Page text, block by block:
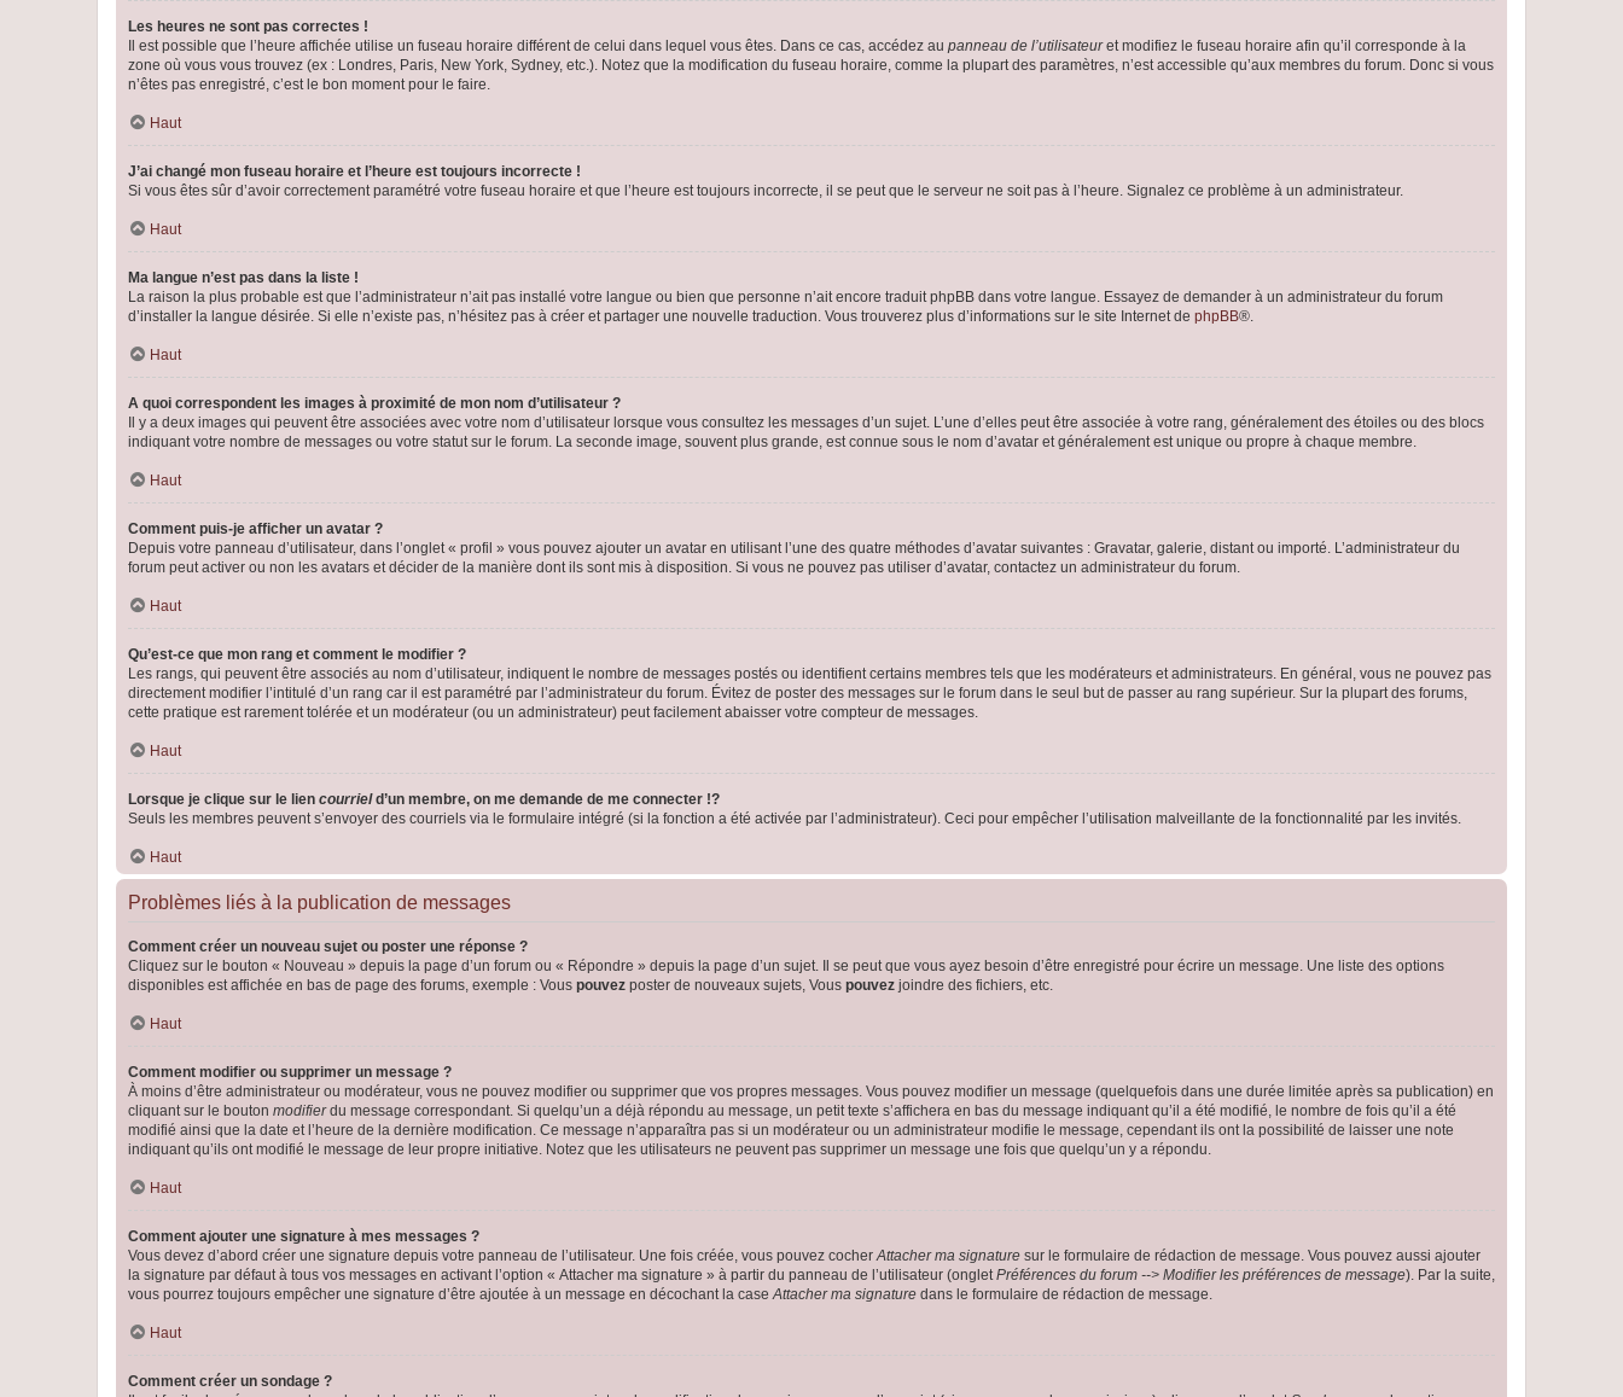
Les heures ne sont pas correctes !
Il est possible que l’heure affichée utilise un fuseau horaire différent de celui dans lequel vous êtes. Dans ce cas, accédez au panneau de l’utilisateuret modifiez le fuseau horaire afin qu’il corresponde à la
zone où vous vous trouvez (ex : Londres, Paris, New York, Sydney, etc.). Notez que la modification du fuseau horaire, comme la plupart des paramètres, n’est accessible qu’aux membres du forum. Donc si vous
n’êtes pas enregistré, c’est le bon moment pour le faire.
Haut
J’ai changé mon fuseau horaire et l’heure est toujours incorrecte !
Si vous êtes sûr d’avoir correctement paramétré votre fuseau horaire et que l’heure est toujours incorrecte, il se peut que le serveur ne soit pas à l’heure. Signalez ce problème à un administrateur.
Haut
Ma langue n’est pas dans la liste !
La raison la plus probable est que l’administrateur n’ait pas installé votre langue ou bien que personne n’ait encore traduit phpBB dans votre langue. Essayez de demander à un administrateur du forum
d’installer la langue désirée. Si elle n’existe pas, n’hésitez pas à créer et partager une nouvelle traduction. Vous trouverez plus d’informations sur le site Internet de phpBB®.
Haut
A quoi correspondent les images à proximité de mon nom d’utilisateur ?
Il y a deux images qui peuvent être associées avec votre nom d’utilisateur lorsque vous consultez les messages d’un sujet. L’une d’elles peut être associée à votre rang, généralement des étoiles ou des blocs
indiquant votre nombre de messages ou votre statut sur le forum. La seconde image, souvent plus grande, est connue sous le nom d’avatar et généralement est unique ou propre à chaque membre.
Haut
Comment puis-je afficher un avatar ?
Depuis votre panneau d’utilisateur, dans l’onglet « profil » vous pouvez ajouter un avatar en utilisant l’une des quatre méthodes d’avatar suivantes : Gravatar, galerie, distant ou importé. L’administrateur du
forum peut activer ou non les avatars et décider de la manière dont ils sont mis à disposition. Si vous ne pouvez pas utiliser d’avatar, contactez un administrateur du forum.
Haut
Qu’est-ce que mon rang et comment le modifier ?
Les rangs, qui peuvent être associés au nom d’utilisateur, indiquent le nombre de messages postés ou identifient certains membres tels que les modérateurs et administrateurs. En général, vous ne pouvez pas
directement modifier l’intitulé d’un rang car il est paramétré par l’administrateur du forum. Évitez de poster des messages sur le forum dans le seul but de passer au rang supérieur. Sur la plupart des forums,
cette pratique est rarement tolérée et un modérateur (ou un administrateur) peut facilement abaisser votre compteur de messages.
Haut
Lorsque je clique sur le lien courrield’un membre, on me demande de me connecter !?
Seuls les membres peuvent s’envoyer des courriels via le formulaire intégré (si la fonction a été activée par l’administrateur). Ceci pour empêcher l’utilisation malveillante de la fonctionnalité par les invités.
Haut
Problèmes liés à la publication de messages
Comment créer un nouveau sujet ou poster une réponse ?
Cliquez sur le bouton « Nouveau » depuis la page d’un forum ou « Répondre » depuis la page d’un sujet. Il se peut que vous ayez besoin d’être enregistré pour écrire un message. Une liste des options
disponibles est affichée en bas de page des forums, exemple : Vous pouvez poster de nouveaux sujets, Vous pouvez joindre des fichiers, etc.
Haut
Comment modifier ou supprimer un message ?
À moins d’être administrateur ou modérateur, vous ne pouvez modifier ou supprimer que vos propres messages. Vous pouvez modifier un message (quelquefois dans une durée limitée après sa publication) en
cliquant sur le bouton modifierdu message correspondant. Si quelqu’un a déjà répondu au message, un petit texte s’affichera en bas du message indiquant qu’il a été modifié, le nombre de fois qu’il a été
modifié ainsi que la date et l’heure de la dernière modification. Ce message n’apparaîtra pas si un modérateur ou un administrateur modifie le message, cependant ils ont la possibilité de laisser une note
indiquant qu’ils ont modifié le message de leur propre initiative. Notez que les utilisateurs ne peuvent pas supprimer un message une fois que quelqu’un y a répondu.
Haut
Comment ajouter une signature à mes messages ?
Vous devez d’abord créer une signature depuis votre panneau de l’utilisateur. Une fois créée, vous pouvez cocherAttacher ma signature sur le formulaire de rédaction de message. Vous pouvez aussi ajouter
la signature par défaut à tous vos messages en activant l’option « Attacher ma signature » à partir du panneau de l’utilisateur (ongletPréférences du forum --> Modifier les préférences de message). Par la suite,
vous pourrez toujours empêcher une signature d’être ajoutée à un message en décochant la caseAttacher ma signature dans le formulaire de rédaction de message.
Haut
Comment créer un sondage ?